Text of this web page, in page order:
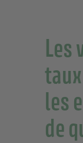
Les
les
de